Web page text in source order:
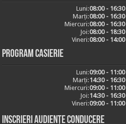
Luni:08:00 - 16:30
Marți:08:00 - 16:30
Miercuri:08:00 - 16:30
Joi:08:00 - 18:30
Vineri:08:00 - 14:00
Program casierie
Luni:09:00 - 11:00
Marți:14:30 - 16:30
Miercuri:09:00 - 11:00
Joi:14:30 - 16:30
Vineri:09:00 - 11:00
Inscrieri audiențe conducere